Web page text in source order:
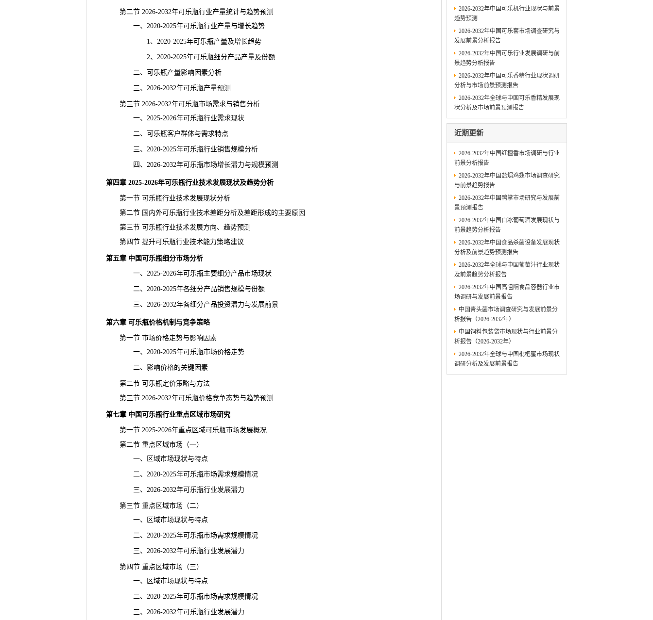
第二节 2026-2032年可乐瓶行业产量统计与趋势预测
一、2020-2025年可乐瓶行业产量与增长趋势
1、2020-2025年可乐瓶产量及增长趋势
2、2020-2025年可乐瓶细分产品产量及份额
二、可乐瓶产量影响因素分析
三、2026-2032年可乐瓶产量预测
第三节 2026-2032年可乐瓶市场需求与销售分析
一、2025-2026年可乐瓶行业需求现状
二、可乐瓶客户群体与需求特点
三、2020-2025年可乐瓶行业销售规模分析
四、2026-2032年可乐瓶市场增长潜力与规模预测
第四章 2025-2026年可乐瓶行业技术发展现状及趋势分析
第一节 可乐瓶行业技术发展现状分析
第二节 国内外可乐瓶行业技术差距分析及差距形成的主要原因
第三节 可乐瓶行业技术发展方向、趋势预测
第四节 提升可乐瓶行业技术能力策略建议
第五章 中国可乐瓶细分市场分析
一、2025-2026年可乐瓶主要细分产品市场现状
二、2020-2025年各细分产品销售规模与份额
三、2026-2032年各细分产品投资潜力与发展前景
第六章 可乐瓶价格机制与竞争策略
第一节 市场价格走势与影响因素
一、2020-2025年可乐瓶市场价格走势
二、影响价格的关键因素
第二节 可乐瓶定价策略与方法
第三节 2026-2032年可乐瓶价格竞争态势与趋势预测
第七章 中国可乐瓶行业重点区域市场研究
第一节 2025-2026年重点区域可乐瓶市场发展概况
第二节 重点区域市场（一）
一、区域市场现状与特点
二、2020-2025年可乐瓶市场需求规模情况
三、2026-2032年可乐瓶行业发展潜力
第三节 重点区域市场（二）
一、区域市场现状与特点
二、2020-2025年可乐瓶市场需求规模情况
三、2026-2032年可乐瓶行业发展潜力
第四节 重点区域市场（三）
一、区域市场现状与特点
二、2020-2025年可乐瓶市场需求规模情况
三、2026-2032年可乐瓶行业发展潜力
2026-2032年中国可乐机行业现状与前景
趋势预测
2026-2032年中国可乐套市场调查研究与
发展前景分析报告
2026-2032年中国可乐行业发展调研与前
景趋势分析报告
2026-2032年中国可乐香精行业现状调研
分析与市场前景预测报告
2026-2032年全球与中国可乐香精发展现
状分析及市场前景预测报告
近期更新
2026-2032年中国红檀香市场调研与行业
前景分析报告
2026-2032年中国盐焗鸡翅市场调查研究
与前景趋势报告
2026-2032年中国鸭掌市场研究与发展前
景预测报告
2026-2032年中国白冰葡萄酒发展现状与
前景趋势分析报告
2026-2032年中国食品杀菌设备发展现状
分析及前景趋势预测报告
2026-2032年全球与中国葡萄汁行业现状
及前景趋势分析报告
2026-2032年中国高阻隔食品容器行业市
场调研与发展前景报告
中国青头菌市场调查研究与发展前景分
析报告（2026-2032年）
中国饲料包装袋市场现状与行业前景分
析报告（2026-2032年）
2026-2032年全球与中国枇杷蜜市场现状
调研分析及发展前景报告